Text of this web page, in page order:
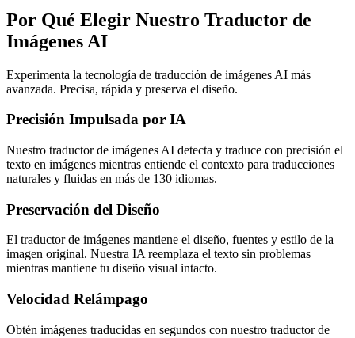
Por Qué Elegir Nuestro Traductor de
Imágenes AI
Experimenta la tecnología de traducción de imágenes AI más
avanzada. Precisa, rápida y preserva el diseño.
Precisión Impulsada por IA
Nuestro traductor de imágenes AI detecta y traduce con precisión el
texto en imágenes mientras entiende el contexto para traducciones
naturales y fluidas en más de 130 idiomas.
Preservación del Diseño
El traductor de imágenes mantiene el diseño, fuentes y estilo de la
imagen original. Nuestra IA reemplaza el texto sin problemas
mientras mantiene tu diseño visual intacto.
Velocidad Relámpago
Obtén imágenes traducidas en segundos con nuestro traductor de